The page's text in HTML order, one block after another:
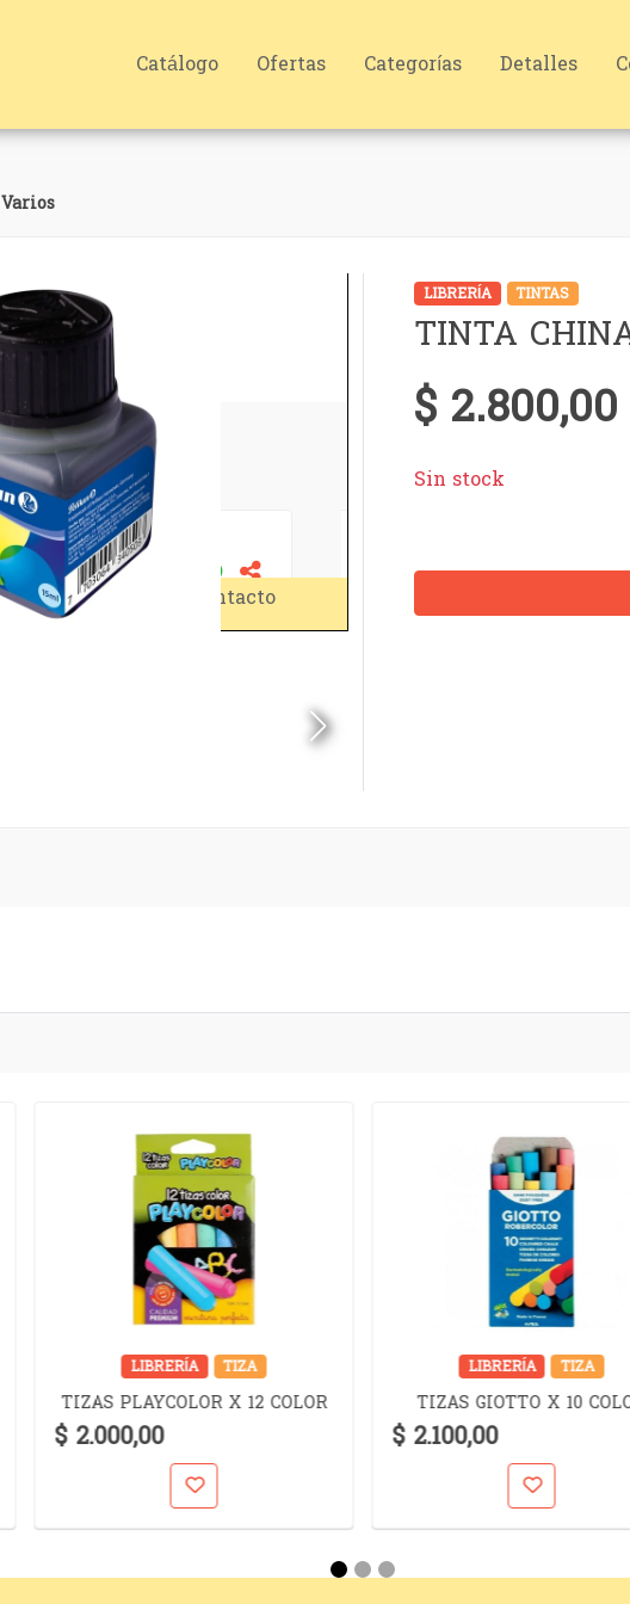
Catálogo Ofertas Categorías Detalles
Varios
LIBRERÍA TINTAS
TINTA
$ 2.800,00
Sin stock
LIBRERÍA TIZA
TIZAS PLAYCOLOR X 12 COLOR
$ 2.000,00
LIBRERÍA TIZA
TIZAS GIOTTO X 10
$ 2.100,00